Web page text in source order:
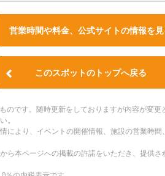
営業時間や料金、公式サイトの情報を
このスポットのトップへ戻る
のです。随時更新をしておりますが内容が変更
。
により、イベントの開催情報、施設の営業時
ら本ページへの掲載の許諾をいただき、提供